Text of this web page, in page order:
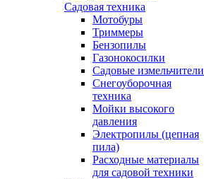
Садовая техника
Мотобуры
Триммеры
Бензопилы
Газонокосилки
Садовые измельчители
Снегоуборочная
техника
Мойки высокого
давления
Электропилы (цепная
пила)
Расходные материалы
для садовой техники